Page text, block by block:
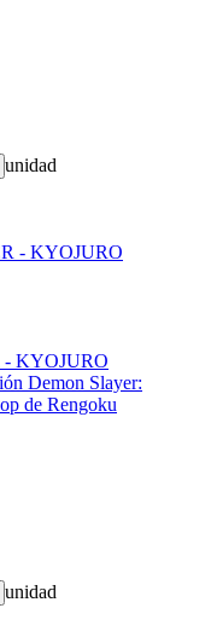
unidad
KYOJURO
Demon Slayer:
de Rengoku
unidad